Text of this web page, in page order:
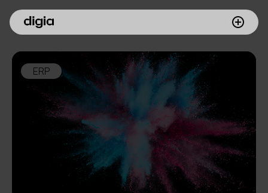
Palvelumme
Asiakkaamme
Inspiroidu
Digia yrityksenä
Sijoittajille
ERP